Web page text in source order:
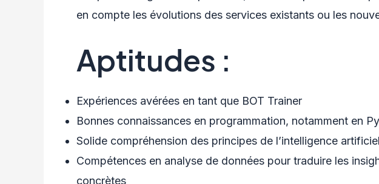
en compte les évolutions des services existants ou les
Aptitudes :
Expériences avérées en tant que BOT Trainer
Bonnes connaissances en programmation, notamment en
Solide compréhension des principes de l’intelligence
Compétences en analyse de données pour traduire les
concrètes